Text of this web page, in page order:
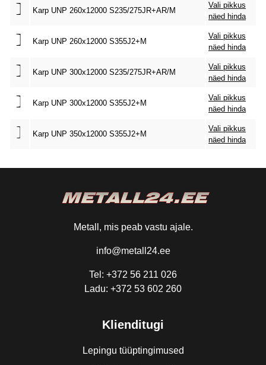
Karp UNP 260x12000 S235/275JR+AR/M
Vali pikkus
näed hinda
Karp UNP 260x12000 S355J2+M
Vali pikkus
näed hinda
Karp UNP 300x12000 S235/275JR+AR/M
Vali pikkus
näed hinda
Karp UNP 300x12000 S355J2+M
Vali pikkus
näed hinda
Karp UNP 350x12000 S355J2+M
Vali pikkus
näed hinda
Metall, mis peab vastu ajale.
info@metall24.ee
Tel: +372 56 211 026
Ladu: +372 53 602 260
Klienditugi
Lepingu tüüptingimused